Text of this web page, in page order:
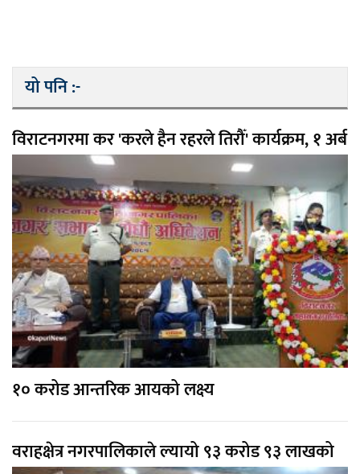
यो पनि :-
विराटनगरमा कर 'करले हैन रहरले तिरौँ' कार्यक्रम, १ अर्ब
१० करोड आन्तरिक आयको लक्ष्य
वराहक्षेत्र नगरपालिकाले ल्यायो ९३ करोड ९३ लाखको